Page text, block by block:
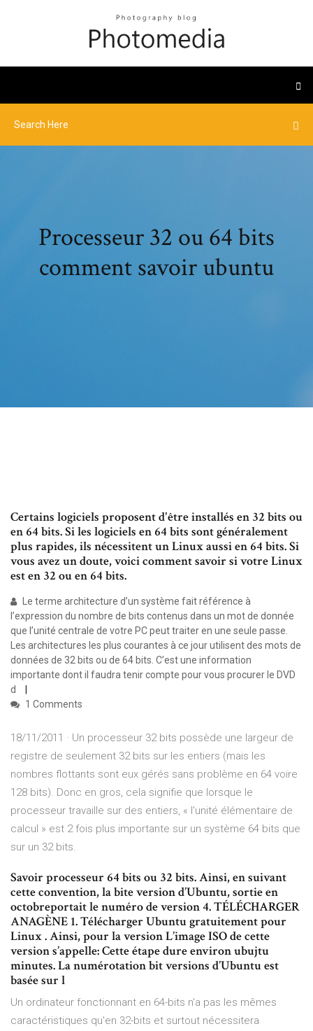
Processeur 32 ou 64 bits
comment savoir ubuntu
Certains logiciels proposent d'être installés en 32 bits ou
en 64 bits. Si les logiciels en 64 bits sont généralement
plus rapides, ils nécessitent un Linux aussi en 64 bits. Si
vous avez un doute, voici comment savoir si votre Linux
est en 32 ou en 64 bits.
Le terme architecture d’un système fait référence à
l’expression du nombre de bits contenus dans un mot de donnée
que l’unité centrale de votre PC peut traiter en une seule passe.
Les architectures les plus courantes à ce jour utilisent des mots de
données de 32 bits ou de 64 bits. C’est une information
importante dont il faudra tenir compte pour vous procurer le DVD
d
1 Comments
18/11/2011 · Un processeur 32 bits possède une largeur de
registre de seulement 32 bits sur les entiers (mais les
nombres flottants sont eux gérés sans problème en 64 voire
128 bits). Donc en gros, cela signifie que lorsque le
processeur travaille sur des entiers, « l’unité élémentaire de
calcul » est 2 fois plus importante sur un système 64 bits que
sur un 32 bits.
Savoir processeur 64 bits ou 32 bits. Ainsi, en suivant
cette convention, la bite version d’Ubuntu, sortie en
octobreportait le numéro de version 4. TÉLÉCHARGER
ANAGÈNE 1. Télécharger Ubuntu gratuitement pour
Linux . Ainsi, pour la version L’image ISO de cette
version s’appelle: Cette étape dure environ ubujtu
minutes. La numérotation bit versions d’Ubuntu est
basée sur l
Un ordinateur fonctionnant en 64-bits n'a pas les mêmes
caractéristiques qu'en 32-bits et surtout nécessitera